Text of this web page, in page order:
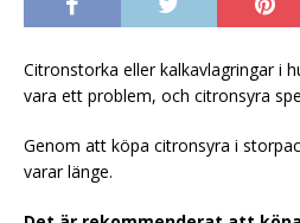
Citronstorka eller kalkavlagringar i
vara ett problem, och citronsyra
Genom att köpa citronsyra i
varar länge.